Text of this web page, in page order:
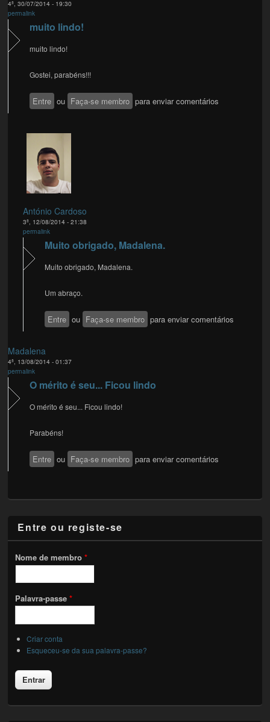
4ª, 30/07/2014 - 19:30
permalink
muito lindo!
muito lindo!
Gostei, parabéns!!!
Entre ou Faça-se membro para enviar comentários
António Cardoso
3ª, 12/08/2014 - 21:38
permalink
Muito obrigado, Madalena.
Muito obrigado, Madalena.
Um abraço.
Entre ou Faça-se membro para enviar comentários
Madalena
4ª, 13/08/2014 - 01:37
permalink
O mérito é seu... Ficou lindo
O mérito é seu... Ficou lindo!
Parabéns!
Entre ou Faça-se membro para enviar comentários
Entre ou registe-se
Nome de membro*
Palavra-passe*
Criar conta
Esqueceu-se da sua palavra-passe?